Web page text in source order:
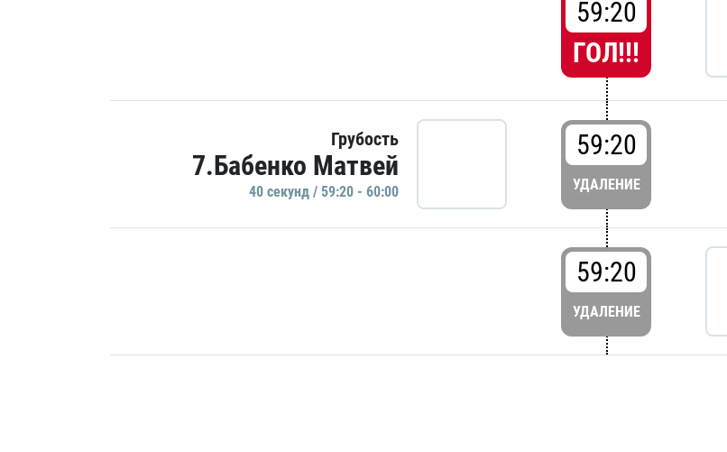
59:20
ГОЛ!!!
Грубость
7.Бабенко Матвей
40 секунд / 59:20 - 60:00
59:20
УДАЛЕНИЕ
59:20
УДАЛЕНИЕ